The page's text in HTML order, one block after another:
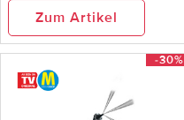
Zum Artikel
-30%